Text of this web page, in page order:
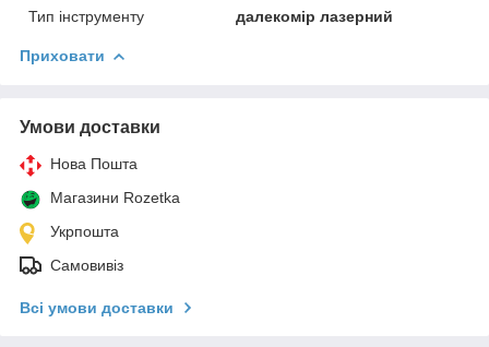
Тип інструменту далекомір лазерний
Приховати
Умови доставки
Нова Пошта
Магазини Rozetka
Укрпошта
Самовивіз
Всі умови доставки